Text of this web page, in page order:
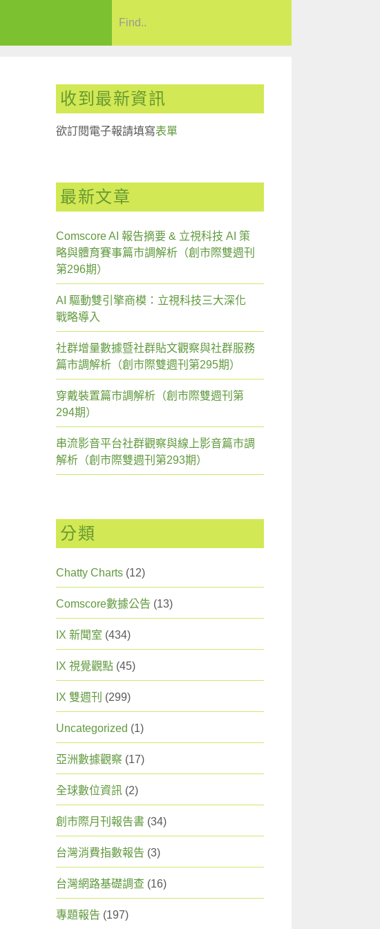
收到最新資訊
欲訂閱電子報請填寫表單
最新文章
Comscore AI 報告摘要 & 立視科技 AI 策
略與體育賽事篇市調解析（創市際雙週刊
第296期）
AI 驅動雙引擎商模：立視科技三大深化
戰略導入
社群增量數據暨社群貼文觀察與社群服務
篇市調解析（創市際雙週刊第295期）
穿戴裝置篇市調解析（創市際雙週刊第
294期）
串流影音平台社群觀察與線上影音篇市調
解析（創市際雙週刊第293期）
分類
Chatty Charts (12)
Comscore數據公告 (13)
IX 新聞室 (434)
IX 視覺觀點 (45)
IX 雙週刊 (299)
Uncategorized (1)
亞洲數據觀察 (17)
全球數位資訊 (2)
創市際月刊報告書 (34)
台灣消費指數報告 (3)
台灣網路基礎調查 (16)
專題報告 (197)